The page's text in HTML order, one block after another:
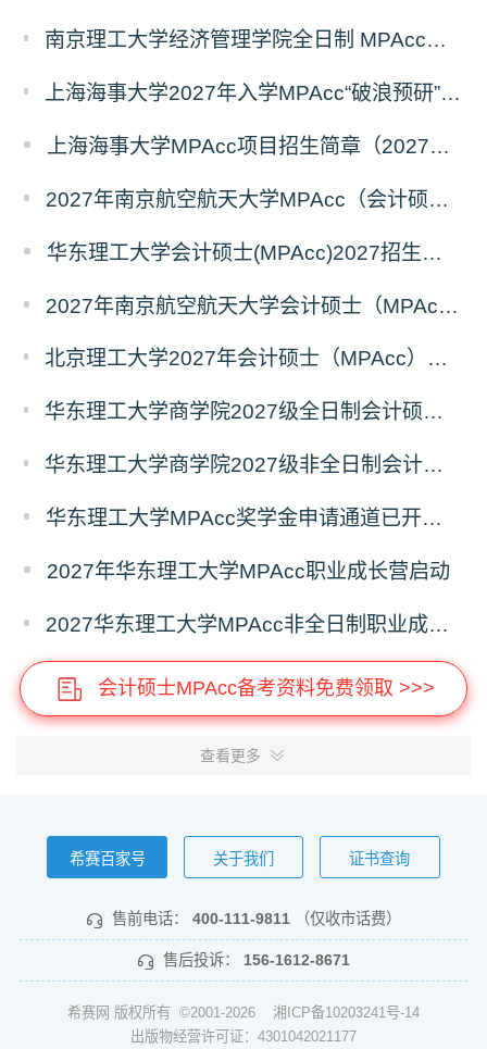
南京理工大学经济管理学院全日制 MPAcc停招及会计学初试科目调整通知
上海海事大学2027年入学MPAcc“破浪预研”系列招生宣讲活动正式发布
上海海事大学MPAcc项目招生简章（2027年）
2027年南京航空航天大学MPAcc（会计硕士）招生简章
华东理工大学会计硕士(MPAcc)2027招生宣传册
2027年南京航空航天大学会计硕士（MPAcc非全日制）招生简章
北京理工大学2027年会计硕士（MPAcc）招生说明（专业代码：125300）
华东理工大学商学院2027级全日制会计硕士（MPAcc）奖助学金方案
华东理工大学商学院2027级非全日制会计硕士（MPAcc）奖学金方案
华东理工大学MPAcc奖学金申请通道已开启，抢先占位！
2027年华东理工大学MPAcc职业成长营启动
2027华东理工大学MPAcc非全日制职业成长营7月专场开放报名！
会计硕士MPAcc备考资料免费领取 >>>
查看更多
希赛百家号 关于我们 证书查询
售前电话： 400-111-9811 （仅收市话费）
售后投诉： 156-1612-8671
希赛网 版权所有 ©2001-2026 湘ICP备10203241号-14
出版物经营许可证：4301042021177